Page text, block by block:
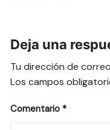
Deja una
Tu dirección de
Los campos
Comentario *